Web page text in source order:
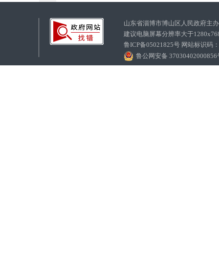
山东省淄博市博山区人民政府
建议电脑屏幕分辨率大于
鲁ICP备05021825号 网站标识码
鲁公网安备 37030402000856